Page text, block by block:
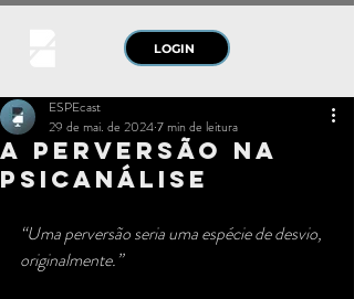
LOGIN
A perversão na
psicanálise
ESPEcast
29 de mai. de 20247 min de leitura
“Uma perversão seria uma espécie de desvio,
originalmente.”